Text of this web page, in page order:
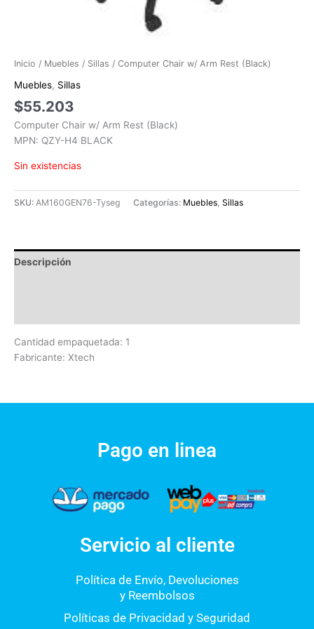
Inicio / Muebles / Sillas / Computer Chair w/ Arm Rest (Black)
Muebles, Sillas
$55.203
Computer Chair w/ Arm Rest (Black)
MPN: QZY-H4 BLACK
Sin existencias
SKU: AM160GEN76-Tyseg Categorías: Muebles, Sillas
Descripción
Cantidad empaquetada: 1
Fabricante: Xtech
Pago en linea
Servicio al cliente
Política de Envío, Devoluciones
y Reembolsos
Políticas de Privacidad y Seguridad